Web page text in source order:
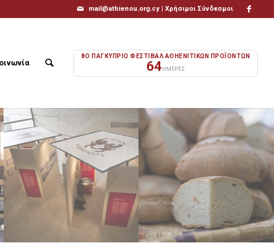
mail@athienou.org.cy |Χρήσιμοι Σύνδεσμοι
8Ο ΠΑΓΚΥΠΡΙΟ ΦΕΣΤΙΒΑΛ ΑΘΗΕΝΙΤΙΚΩΝ ΠΡΟΪΟΝΤΩΝ
64 ΗΜΕΡΕΣ